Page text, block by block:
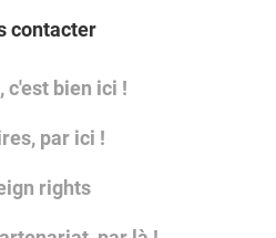
contacter
c'est bien ici !
par ici !
rights